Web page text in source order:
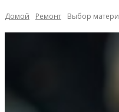
Домой Ремонт Выбор